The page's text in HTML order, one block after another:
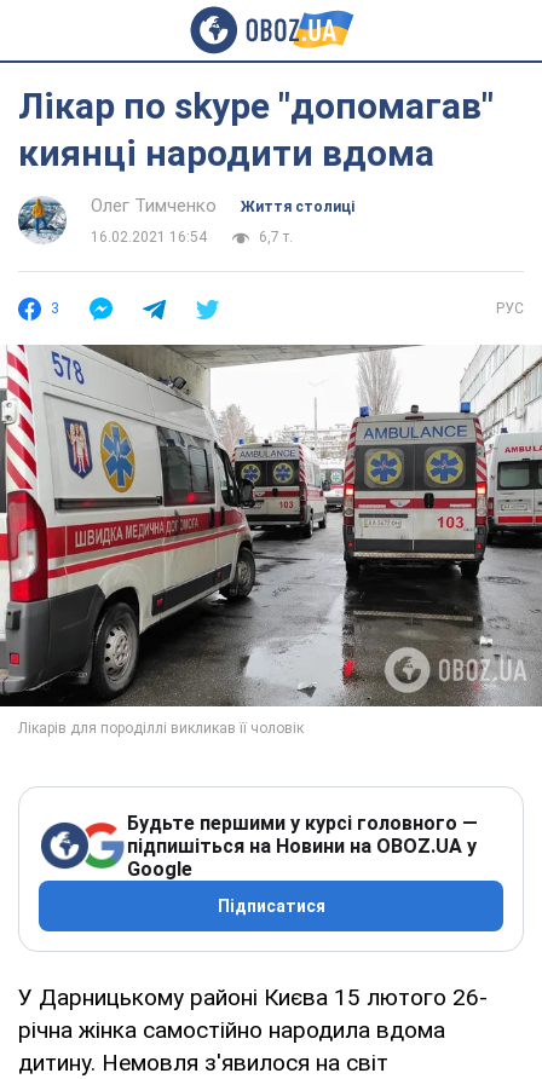
Лікар по skype "допомагав"
киянці народити вдома
Олег Тимченко
Життя столиці
16.02.2021 16:54
6,7 т.
3 РУС
Будьте першими у курсі головного —
підпишіться на Новини на OBOZ.UA у
Google
Підписатися
У Дарницькому районі Києва 15 лютого 26-
річна жінка самостійно народила вдома
дитину. Немовля з'явилося на світ